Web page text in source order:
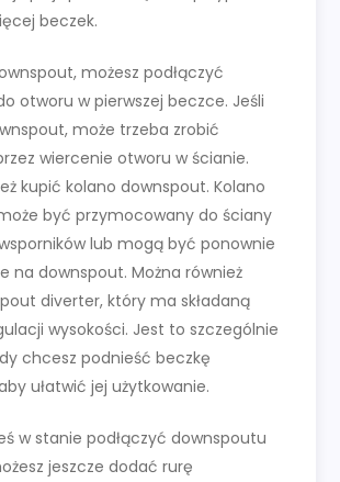
beczek.
możesz podłączyć
otworu w pierwszej beczce. Jeśli
może trzeba zrobić
wiercenie otworu w ścianie.
kupić kolano downspout. Kolano
być przymocowany do ściany
lub mogą być ponownie
na downspout. Można również
diverter, który ma składaną
wysokości. Jest to szczególnie
chcesz podnieść beczkę
ułatwić jej użytkowanie.
w stanie podłączyć downspoutu
jeszcze dodać rurę